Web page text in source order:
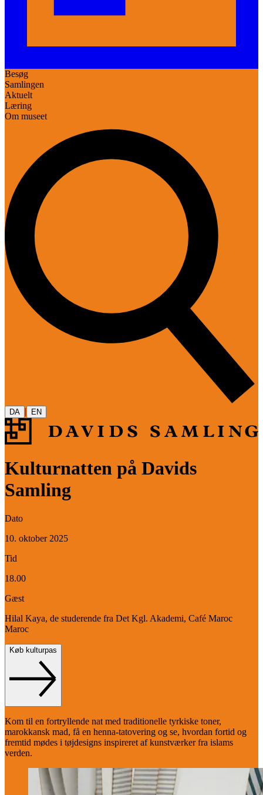
Besøg
Samlingen
Aktuelt
Læring
Om museet
DA | EN
Kulturnatten på Davids
Samling
Dato
10. oktober 2025
Tid
18.00
Gæst
Hilal Kaya, de studerende fra Det Kgl. Akademi, Café Maroc
Maroc
Køb kulturpas
Kom til en fortryllende nat med traditionelle tyrkiske toner,
marokkansk mad, få en henna-tatovering og se, hvordan fortid og
fremtid mødes i tøjdesigns inspireret af kunstværker fra islams
verden.